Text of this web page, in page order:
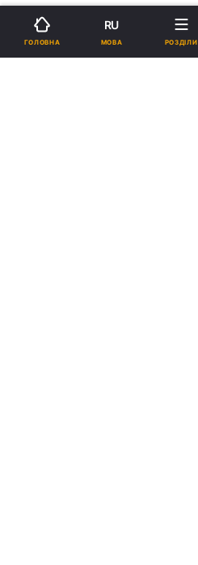
14:23, 15.09.06
ГОЛОВНА
RU
МОВА РОЗДІЛИ